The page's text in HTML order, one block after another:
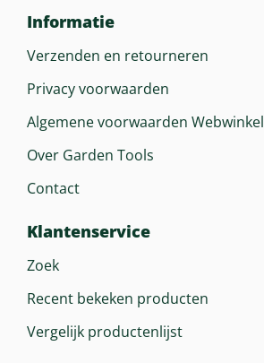
Informatie
Verzenden en retourneren
Privacy voorwaarden
Algemene voorwaarden Webwinkel
Over Garden Tools
Contact
Klantenservice
Zoek
Recent bekeken producten
Vergelijk productenlijst